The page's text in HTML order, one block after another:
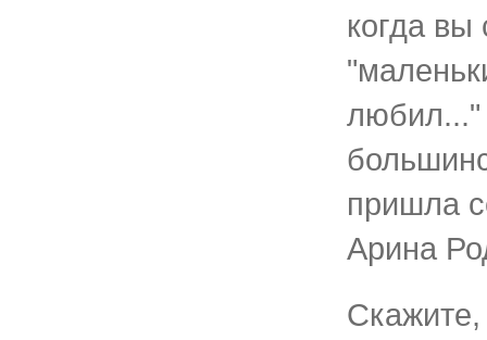
когда
пришла
Арина
Скажите,